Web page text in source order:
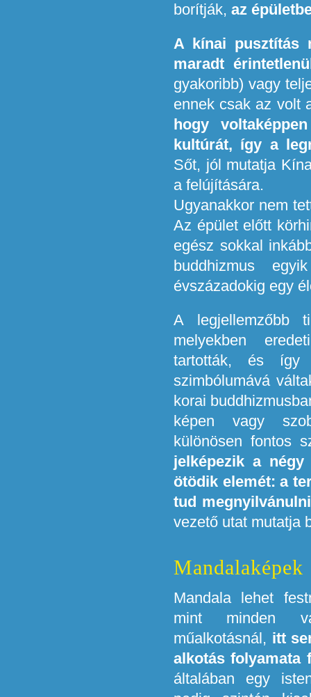
borítják, az
A kínai pusztítás
maradt
gyakoribb) vagy
ennek csak az volt
hogy
kultúrát, így a
Sőt, jól mutatja
a felújítására.
Ugyanakkor nem
Az épület előtt
egész sokkal
buddhizmus
évszázadokig egy
A legjellemzőbb
melyekben
tartották, és
szimbólumává
korai
képen vagy
különösen fontos
jelképezik a
ötödik elemét: a
tud
vezető utat mutatja
Mandalaképek
Mandala lehet
mint minden
műalkotásnál, itt
alkotás folyamata
általában egy